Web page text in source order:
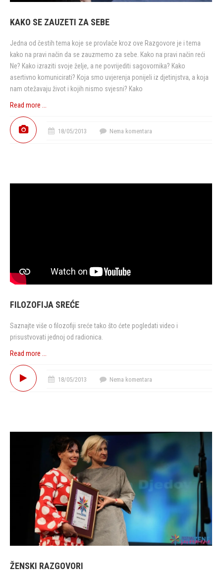
KAKO SE ZAUZETI ZA SEBE
Jedna od čestih tema koje se provlače kroz ove Razgovore je i tema
kako na pravi način da se zauzmemo za sebe. Kako na pravi način reći
Ne? Kako izraziti svoje želje, a ne povrijediti sagovornika? Kako
asertivno komunicirati? Koja smo uvjerenja ponijeli iz djetinjstva, a koja
nam otežavaju život i kojih nismo svjesni? Kako
Read more ...
18/05/2013 Nema komentara
FILOZOFIJA SREĆE
Saznajte više o filozofiji sreće tako što ćete pogledati video i
prisustvovati jednoj od radionica.
Read more ...
18/05/2013 Nema komentara
ŽENSKI RAZGOVORI